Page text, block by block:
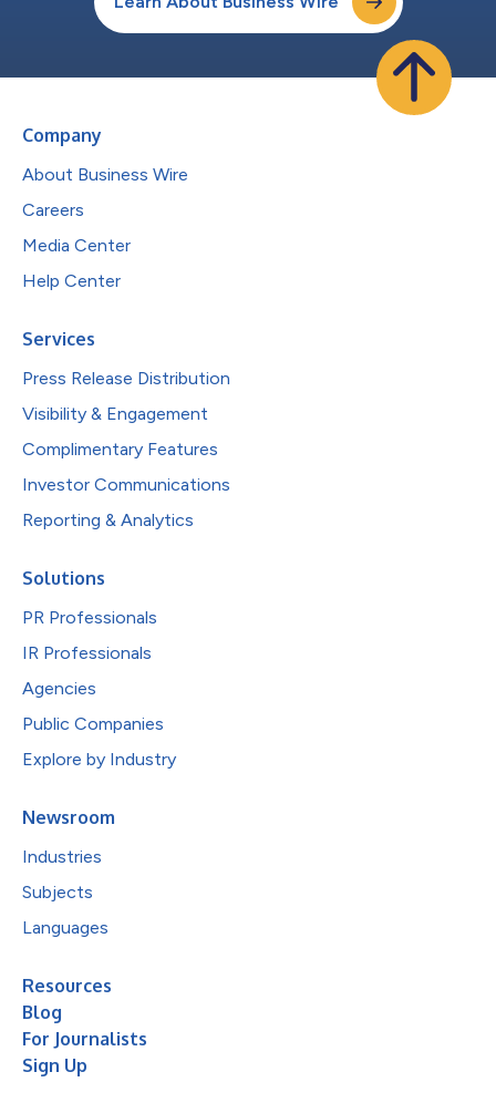
Company
About Business Wire
Careers
Media Center
Help Center
Services
Press Release Distribution
Visibility & Engagement
Complimentary Features
Investor Communications
Reporting & Analytics
Solutions
PR Professionals
IR Professionals
Agencies
Public Companies
Explore by Industry
Newsroom
Industries
Subjects
Languages
Resources
Blog
For Journalists
Sign Up